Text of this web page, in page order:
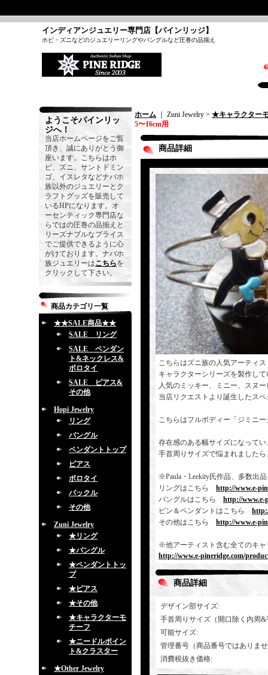
インディアンジュエリー専門店【パインリッジ】
ホピ・ズニなどのジュエリーリングやバングルなど圧巻の品揃え
ようこそパインリッ
ジへ！
当店ホームページをご覧
頂き、誠にありがとう御
座います。こちらはホ
ピ、ズニ、サントドミン
ゴ、イスレタなどナバホ
族以外のジュエリーとク
ラフトグッズを販売して
いるHPになります。オ
ーセンティック専門店な
らではの圧巻の品揃えと
リーズナブルなプライス
でご提供できるように心
がけております。ナバホ
族ジュエリーはこちらを
クリックして下さい。
商品カテゴリ一覧
★★SALE商品★★
SALE リング
SALE ペンダン
ト&ネックレス&
ボロタイ
SALE ピアス&
その他
Hopi Jewelry
リング
バングル
ペンダントトップ
ピアス
ボロタイ
バックル
その他
Zuni Jewelry
★リング
★バングル
★ペンダントトッ
プ
★ピアス
★その他
★キャラクターモ
チーフ
★ニードルポイン
ト&クラスター
★Other Jewelry
ホーム ｜ Zuni Jewelry > ★キャラクター
5〜16cm用
商品詳細
こちらはズニ族の人気アーティ
キャラクターシリーズを製作し
人気のミッキー、ミニー、スヌ
当店リクエストより誕生したス
こちらはフルボディー「ジミニ
存在感のある幅サイズになってい
手首周りサイズで悩まれました
※Paula・Leekity氏作品、多数出
リングはこちら http://www.e-
バングルはこちら http://www.e-
ピン＆ペンダントはこちら
その他はこちら http://www.e-
※他アーティスト含む全てのキ
http://www.e-pineridge.com/
商品詳細
デザイン部サイズ:
手首周りサイズ（開口除く内周&
可能サイズ:
管理番号（商品番号ではありま
消費税抜き価格: